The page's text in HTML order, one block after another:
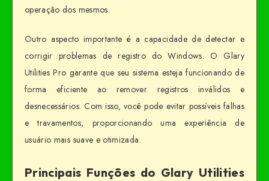
operação dos mesmos.
Outro aspecto importante é a capacidade de detectar e
corrigir problemas de registro do Windows. O Glary
Utilities Pro garante que seu sistema esteja funcionando de
forma eficiente ao remover registros inválidos e
desnecessários. Com isso, você pode evitar possíveis falhas
e travamentos, proporcionando uma experiência de
usuário mais suave e otimizada.
Principais Funções do Glary Utilities